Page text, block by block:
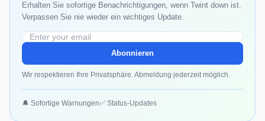
Erhalten Sie sofortige Benachrichtigungen, wenn Twint down ist.
Verpassen Sie nie wieder ein wichtiges Update.
Abonnieren
Wir respektieren Ihre Privatsphäre. Abmeldung jederzeit möglich.
🔔 Sofortige Warnungen✅ Status-Updates